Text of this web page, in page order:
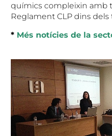
químics compleixin amb
Reglament CLP dins
* Més notícies de la